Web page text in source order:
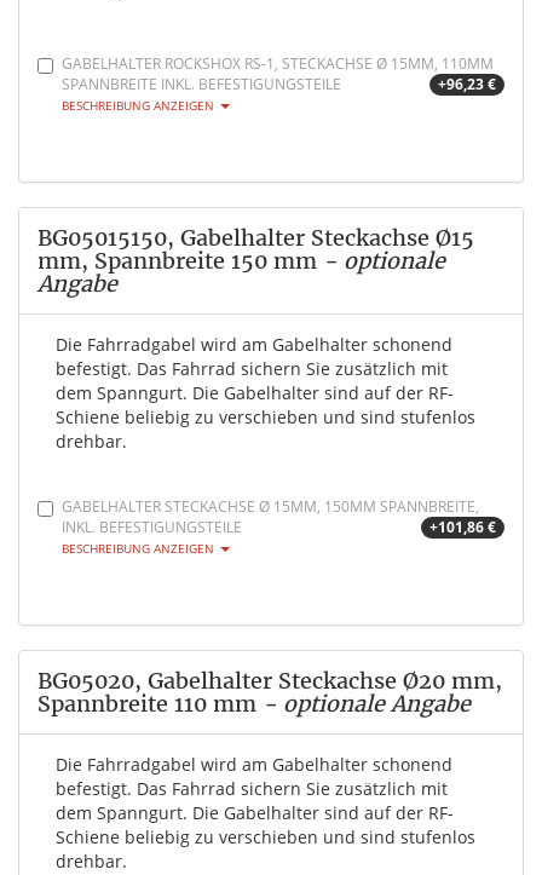
GABELHALTER ROCKSHOX RS-1, STECKACHSE Ø 15MM, 110MM
SPANNBREITE INKL. BEFESTIGUNGSTEILE
+96,23 €
BESCHREIBUNG ANZEIGEN
BG05015150, Gabelhalter Steckachse Ø15
mm, Spannbreite 150 mm - optionale
Angabe
Die Fahrradgabel wird am Gabelhalter schonend
befestigt. Das Fahrrad sichern Sie zusätzlich mit
dem Spanngurt. Die Gabelhalter sind auf der RF-
Schiene beliebig zu verschieben und sind stufenlos
drehbar.
GABELHALTER STECKACHSE Ø 15MM, 150MM SPANNBREITE,
INKL. BEFESTIGUNGSTEILE
+101,86 €
BESCHREIBUNG ANZEIGEN
BG05020, Gabelhalter Steckachse Ø20 mm,
Spannbreite 110 mm - optionale Angabe
Die Fahrradgabel wird am Gabelhalter schonend
befestigt. Das Fahrrad sichern Sie zusätzlich mit
dem Spanngurt. Die Gabelhalter sind auf der RF-
Schiene beliebig zu verschieben und sind stufenlos
drehbar.